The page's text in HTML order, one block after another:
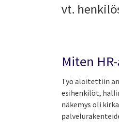
vt.
Miten
Työ aloitettiin
esihenkilöt,
näkemys oli